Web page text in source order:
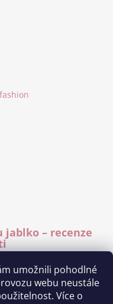
umožnili pohodlné
webu neustále
Více o
jablko – recenze